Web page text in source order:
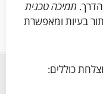
תמיכה טכנית
בעיות ומאפשרת
כוללים: